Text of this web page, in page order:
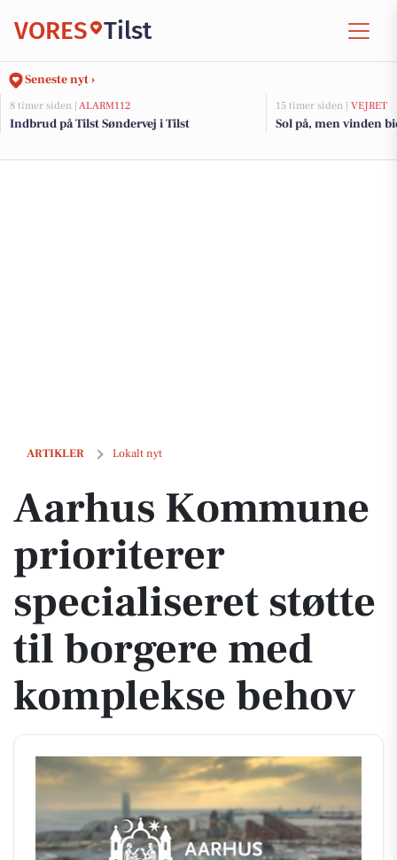
VORES Tilst
Seneste nyt ›
8 timer siden | ALARM112
Indbrud på Tilst Søndervej i Tilst
15 timer siden | VEJRET
Sol på, men vinden
ARTIKLER Lokalt nyt
Aarhus Kommune prioriterer specialiseret støtte til borgere med
Aarhus Kommune
prioriterer
specialiseret støtte
til borgere med
komplekse behov